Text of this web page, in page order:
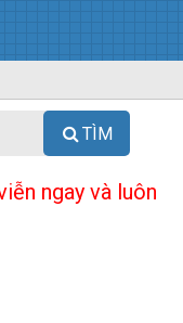
TÌM
ngay và luôn